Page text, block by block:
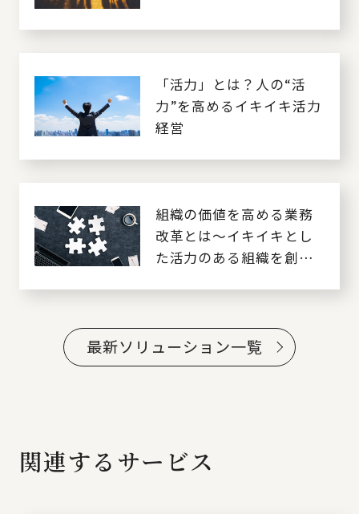
「活力」とは？人の“活
力”を高めるイキイキ活力
経営
組織の価値を高める業務
改革とは～イキイキとし
た活力のある組織を創る
最新ソリューション一覧
関連するサービス